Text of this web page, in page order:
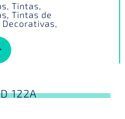
, Tintas,
, Tintas de
,
122A